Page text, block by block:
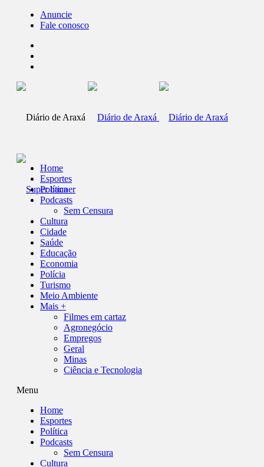
Anuncie
Fale conosco
Home
Esportes
Política
Podcasts
Sem Censura
Cultura
Cidade
Saúde
Educação
Economia
Polícia
Turismo
Meio Ambiente
Mais +
Filmes em cartaz
Agronegócio
Empregos
Geral
Minas
Ciência e Tecnologia
Menu
Home
Esportes
Política
Podcasts
Sem Censura
Cultura